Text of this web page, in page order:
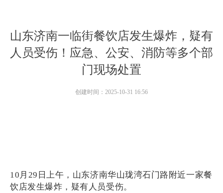
山东济南一临街餐饮店发生爆炸，疑有
人员受伤！应急、公安、消防等多个部
门现场处置
创建时间： 2025-10-31 16:56
10月29日上午，山东济南华山珑湾石门路附近一家餐
饮店发生爆炸，疑有人员受伤。